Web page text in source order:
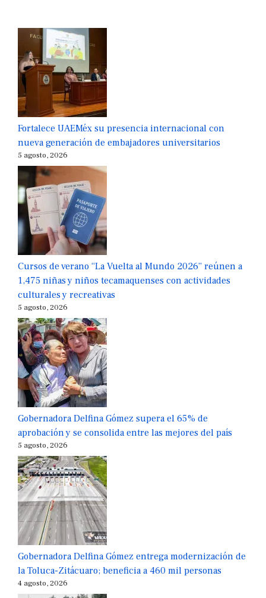
Fortalece UAEMéx su presencia internacional con
nueva generación de embajadores universitarios
5 agosto, 2026
Cursos de verano “La Vuelta al Mundo 2026” reúnen a
1,475 niñas y niños tecamaquenses con actividades
culturales y recreativas
5 agosto, 2026
Gobernadora Delfina Gómez supera el 65% de
aprobación y se consolida entre las mejores del país
5 agosto, 2026
Gobernadora Delfina Gómez entrega modernización de
la Toluca-Zitácuaro; beneficia a 460 mil personas
4 agosto, 2026